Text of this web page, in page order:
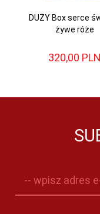
DUŻY Box serce
żywe róże
320,00 PLN
-- wpisz adres